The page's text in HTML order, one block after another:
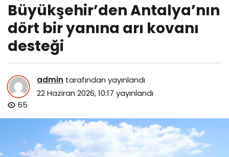
Büyükşehir’den Antalya’nın
dört bir yanına arı kovanı
desteği
admin tarafından yayınlandı
22 Haziran 2026, 10:17 yayınlandı
65